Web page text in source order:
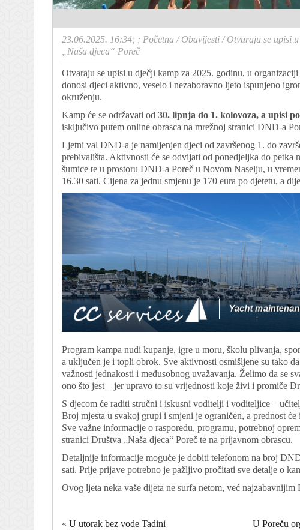
23.06.2025. 16:34; ; Početna /Obavijesti /Otvaraju se upisi
„Naša djeca“ Poreč
Otvaraju se upisi u dječji kamp za 2025. godinu, u
donosi djeci aktivno, veselo i nezaboravno ljeto ispunjeno
okruženju.
Kamp će se održavati od 30. lipnja do 1. kolovoza, a upisi
isključivo putem online obrasca na mrežnoj stranici DND-a
Ljetni val DND-a je namijenjen djeci od završenog 1. do
prebivališta. Aktivnosti će se odvijati od ponedjeljka do
šumice te u prostoru DND-a Poreč u Novom Naselju, u
16.30 sati. Cijena za jednu smjenu je 170 eura po djetetu, a
Program kampa nudi kupanje, igre u moru, školu plivanja,
a uključen je i topli obrok. Sve aktivnosti osmišljene su tako
važnosti jednakosti i međusobnog uvažavanja. Želimo da se
ono što jest – jer upravo to su vrijednosti koje živi i promiče
S djecom će raditi stručni i iskusni voditelji i voditeljice –
Broj mjesta u svakoj grupi i smjeni je ograničen, a prednost
Sve važne informacije o rasporedu, programu, potrebnoj
stranici Društva „Naša djeca“ Poreč te na prijavnom obrascu.
Detaljnije informacije moguće je dobiti telefonom na broj
sati. Prije prijave potrebno je pažljivo pročitati sve detalje o
Ovog ljeta neka vaše dijeta ne surfa netom, već
« U utorak bez vode Tadini U Poreču